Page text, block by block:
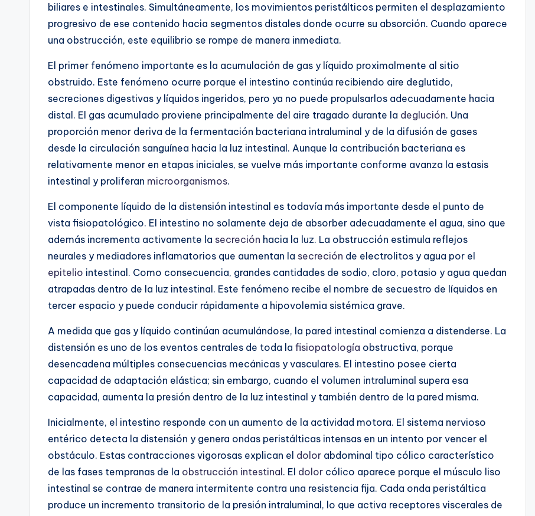
biliares e intestinales. Simultáneamente, los movimientos peristálticos permiten el desplazamiento
progresivo de ese contenido hacia segmentos distales donde ocurre su absorción. Cuando aparece
una obstrucción, este equilibrio se rompe de manera inmediata.
El primer fenómeno importante es la acumulación de gas y líquido proximalmente al sitio
obstruido. Este fenómeno ocurre porque el intestino continúa recibiendo aire deglutido,
secreciones digestivas y líquidos ingeridos, pero ya no puede propulsarlos adecuadamente hacia
distal. El gas acumulado proviene principalmente del aire tragado durante la deglución. Una
proporción menor deriva de la fermentación bacteriana intraluminal y de la difusión de gases
desde la circulación sanguínea hacia la luz intestinal. Aunque la contribución bacteriana es
relativamente menor en etapas iniciales, se vuelve más importante conforme avanza la estasis
intestinal y proliferan microorganismos.
El componente líquido de la distensión intestinal es todavía más importante desde el punto de
vista fisiopatológico. El intestino no solamente deja de absorber adecuadamente el agua, sino que
además incrementa activamente la secreción hacia la luz. La obstrucción estimula reflejos
neurales y mediadores inflamatorios que aumentan la secreción de electrolitos y agua por el
epitelio intestinal. Como consecuencia, grandes cantidades de sodio, cloro, potasio y agua quedan
atrapadas dentro de la luz intestinal. Este fenómeno recibe el nombre de secuestro de líquidos en
tercer espacio y puede conducir rápidamente a hipovolemia sistémica grave.
A medida que gas y líquido continúan acumulándose, la pared intestinal comienza a distenderse. La
distensión es uno de los eventos centrales de toda la fisiopatología obstructiva, porque
desencadena múltiples consecuencias mecánicas y vasculares. El intestino posee cierta
capacidad de adaptación elástica; sin embargo, cuando el volumen intraluminal supera esa
capacidad, aumenta la presión dentro de la luz intestinal y también dentro de la pared misma.
Inicialmente, el intestino responde con un aumento de la actividad motora. El sistema nervioso
entérico detecta la distensión y genera ondas peristálticas intensas en un intento por vencer el
obstáculo. Estas contracciones vigorosas explican el dolor abdominal tipo cólico característico
de las fases tempranas de la obstrucción intestinal. El dolor cólico aparece porque el músculo liso
intestinal se contrae de manera intermitente contra una resistencia fija. Cada onda peristáltica
produce un incremento transitorio de la presión intraluminal, lo que activa receptores viscerales de